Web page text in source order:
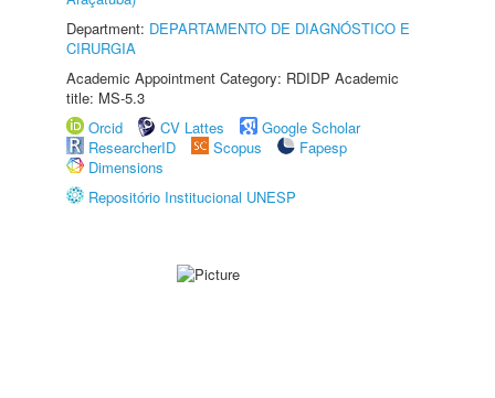
Department: DEPARTAMENTO DE DIAGNÓSTICO E
CIRURGIA
Academic Appointment Category: RDIDP Academic
title: MS-5.3
Orcid
CV Lattes
Google Scholar
ResearcherID
Scopus
Fapesp
Dimensions
Repositório Institucional UNESP